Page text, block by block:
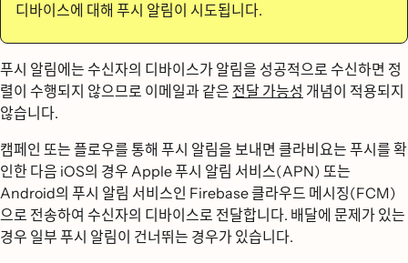
디바이스에 대해 푸시 알림이 시도됩니다.
푸시 알림에는 수신자의 디바이스가 알림을 성공적으로 수신하면 정
렬이 수행되지 않으므로 이메일과 같은 전달 가능성 개념이 적용되지
않습니다.
캠페인 또는 플로우를 통해 푸시 알림을 보내면 클라비요는 푸시를 확
인한 다음 iOS의 경우 Apple 푸시 알림 서비스(APN) 또는
Android의 푸시 알림 서비스인 Firebase 클라우드 메시징(FCM)
으로 전송하여 수신자의 디바이스로 전달합니다. 배달에 문제가 있는
경우 일부 푸시 알림이 건너뛰는 경우가 있습니다.